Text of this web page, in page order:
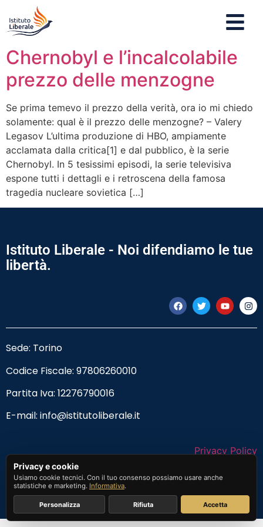
Chernobyl e l’incalcolabile
prezzo delle menzogne
Se prima temevo il prezzo della verità, ora io mi chiedo
solamente: qual è il prezzo delle menzogne? – Valery
Legasov L’ultima produzione di HBO, ampiamente
acclamata dalla critica[1] e dal pubblico, è la serie
Chernobyl. In 5 tesissimi episodi, la serie televisiva
espone tutti i dettagli e i retroscena della famosa
tragedia nucleare sovietica […]
Istituto Liberale - Noi difendiamo le tue
libertà.
Sede: Torino
Codice Fiscale: 97806260010
Partita Iva: 12276790016
E-mail: info@istitutoliberale.it
Privacy Policy
Termini e Condizioni
Privacy e cookie
Usiamo cookie tecnici. Con il tuo consenso possiamo usare anche
statistiche e marketing. Informativa.
Personalizza Rifiuta Accetta